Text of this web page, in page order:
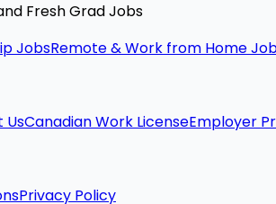
Fresh Grad Jobs
JobsRemote & Work from Home
UsCanadian Work LicenseEmployer
Privacy Policy